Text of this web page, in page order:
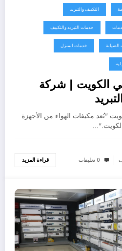
التكييف والتبريد
خدمات التبريد والتكييف
خدمات المنزل
الكويت | شركة
"تُعد مكيفات الهواء من الأجهزة
0 تعليقات قراءة المزيد